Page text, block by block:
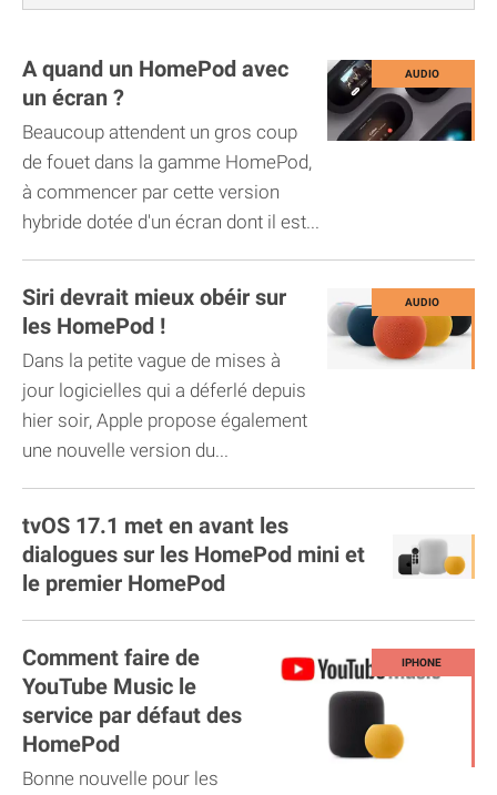
A quand un HomePod avec
un écran ?
Beaucoup attendent un gros coup
de fouet dans la gamme HomePod,
à commencer par cette version
hybride dotée d'un écran dont il est...
Siri devrait mieux obéir sur
les HomePod !
Dans la petite vague de mises à
jour logicielles qui a déferlé depuis
hier soir, Apple propose également
une nouvelle version du...
tvOS 17.1 met en avant les
dialogues sur les HomePod mini et
le premier HomePod
Comment faire de
YouTube Music le
service par défaut des
HomePod
Bonne nouvelle pour les